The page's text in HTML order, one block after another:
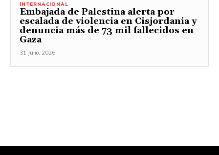
INTERNACIONAL
Embajada de Palestina alerta por
escalada de violencia en Cisjordania y
denuncia más de 73 mil fallecidos en
Gaza
31 Julio, 2026